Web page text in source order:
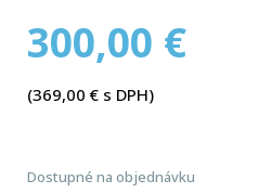
300,00 €
(369,00€ s DPH)
Dostupné na objednávku